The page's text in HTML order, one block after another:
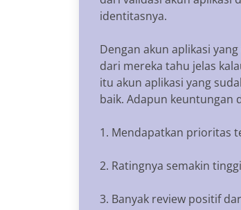
identitasnya.
Dengan akun aplikasi
dari mereka tahu jelas
itu akun aplikasi yang
baik. Adapun keuntungan
1. Mendapatkan prioritas
2. Ratingnya semakin tinggi
3. Banyak review positif